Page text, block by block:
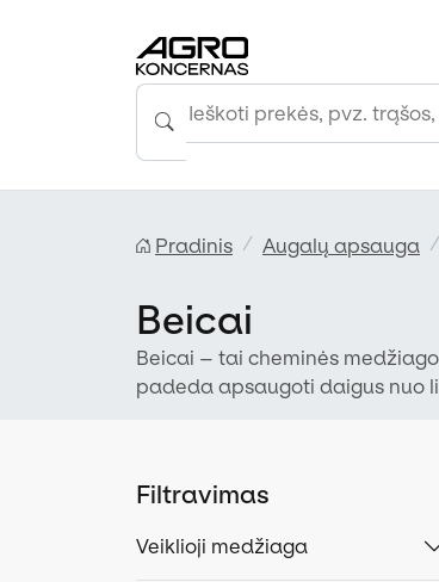
Pradinis Augalų apsauga
Beicai
Beicai – tai cheminės
padeda apsaugoti daigus nuo
Filtravimas
Veiklioji medžiaga